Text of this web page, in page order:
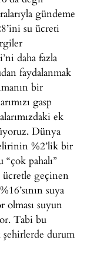
gündeme
su ücreti
daha fazla
faydalanmak
bir
gasp
ek
Dünya
%2’lik bir
pahalı”
ücretle geçinen
suya
suyun
Tabi bu
şehirlerde durum